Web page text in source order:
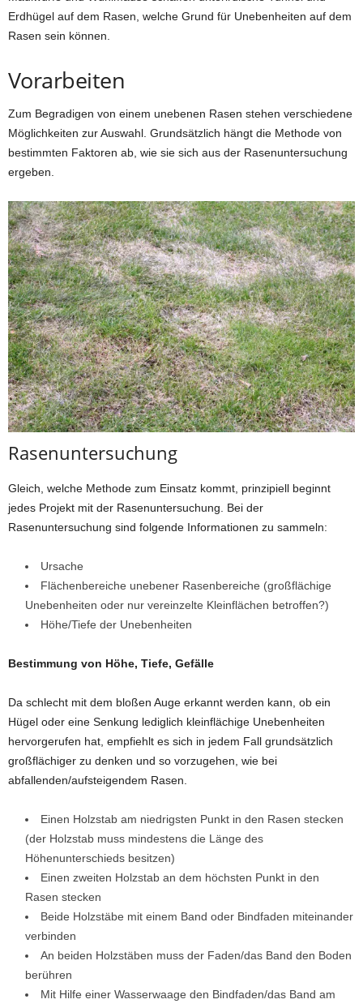
Erdhügel auf dem Rasen, welche Grund für Unebenheiten auf dem
Rasen sein können.
Vorarbeiten
Zum Begradigen von einem unebenen Rasen stehen verschiedene
Möglichkeiten zur Auswahl. Grundsätzlich hängt die Methode von
bestimmten Faktoren ab, wie sie sich aus der Rasenuntersuchung
ergeben.
Rasenuntersuchung
Gleich, welche Methode zum Einsatz kommt, prinzipiell beginnt
jedes Projekt mit der Rasenuntersuchung. Bei der
Rasenuntersuchung sind folgende Informationen zu sammeln:
Ursache
Flächenbereiche unebener Rasenbereiche (großflächige
Unebenheiten oder nur vereinzelte Kleinflächen betroffen?)
Höhe/Tiefe der Unebenheiten
Bestimmung von Höhe, Tiefe, Gefälle
Da schlecht mit dem bloßen Auge erkannt werden kann, ob ein
Hügel oder eine Senkung lediglich kleinflächige Unebenheiten
hervorgerufen hat, empfiehlt es sich in jedem Fall grundsätzlich
großflächiger zu denken und so vorzugehen, wie bei
abfallenden/aufsteigendem Rasen.
Einen Holzstab am niedrigsten Punkt in den Rasen stecken
(der Holzstab muss mindestens die Länge des
Höhenunterschieds besitzen)
Einen zweiten Holzstab an dem höchsten Punkt in den
Rasen stecken
Beide Holzstäbe mit einem Band oder Bindfaden miteinander
verbinden
An beiden Holzstäben muss der Faden/das Band den Boden
berühren
Mit Hilfe einer Wasserwaage den Bindfaden/das Band am